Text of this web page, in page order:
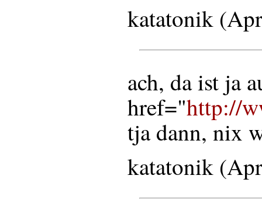
katatonik
ach, da ist ja
href="http://
tja dann, nix
katatonik